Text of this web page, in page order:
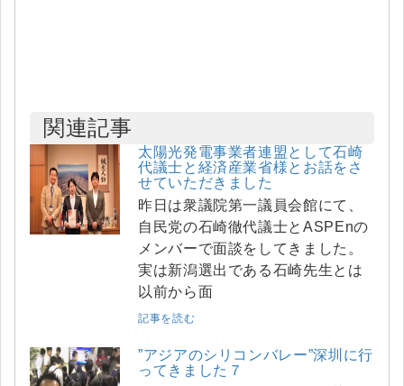
関連記事
太陽光発電事業者連盟として石崎
代議士と経済産業省様とお話をさ
せていただきました
昨日は衆議院第一議員会館にて、
自民党の石崎徹代議士とASPEnの
メンバーで面談をしてきました。
実は新潟選出である石崎先生とは
以前から面
記事を読む
”アジアのシリコンバレー”深圳に行
ってきました７